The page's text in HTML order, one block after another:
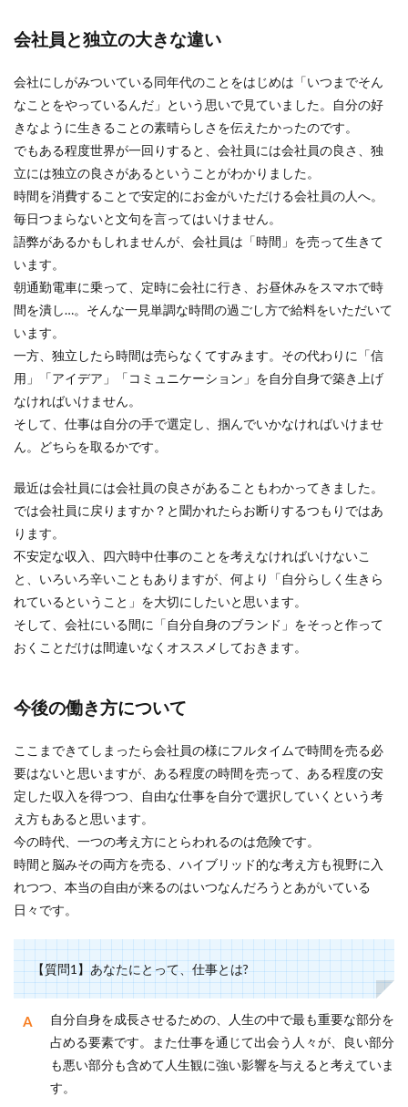
会社員と独立の大きな違い
会社にしがみついている同年代のことをはじめは「いつまでそん
なことをやっているんだ」という思いで見ていました。自分の好
きなように生きることの素晴らしさを伝えたかったのです。
でもある程度世界が一回りすると、会社員には会社員の良さ、独
立には独立の良さがあるということがわかりました。
時間を消費することで安定的にお金がいただける会社員の人へ。
毎日つまらないと文句を言ってはいけません。
語弊があるかもしれませんが、会社員は「時間」を売って生きて
います。
朝通勤電車に乗って、定時に会社に行き、お昼休みをスマホで時
間を潰し…。そんな一見単調な時間の過ごし方で給料をいただいて
います。
一方、独立したら時間は売らなくてすみます。その代わりに「信
用」「アイデア」「コミュニケーション」を自分自身で築き上げ
なければいけません。
そして、仕事は自分の手で選定し、掴んでいかなければいけませ
ん。どちらを取るかです。
最近は会社員には会社員の良さがあることもわかってきました。
では会社員に戻りますか？と聞かれたらお断りするつもりではあ
ります。
不安定な収入、四六時中仕事のことを考えなければいけないこ
と、いろいろ辛いこともありますが、何より「自分らしく生きら
れているということ」を大切にしたいと思います。
そして、会社にいる間に「自分自身のブランド」をそっと作って
おくことだけは間違いなくオススメしておきます。
今後の働き方について
ここまできてしまったら会社員の様にフルタイムで時間を売る必
要はないと思いますが、ある程度の時間を売って、ある程度の安
定した収入を得つつ、自由な仕事を自分で選択していくという考
え方もあると思います。
今の時代、一つの考え方にとらわれるのは危険です。
時間と脳みその両方を売る、ハイブリッド的な考え方も視野に入
れつつ、本当の自由が来るのはいつなんだろうとあがいている
日々です。
【質問1】あなたにとって、仕事とは?
自分自身を成長させるための、人生の中で最も重要な部分を
占める要素です。また仕事を通じて出会う人々が、良い部分
も悪い部分も含めて人生観に強い影響を与えると考えていま
す。